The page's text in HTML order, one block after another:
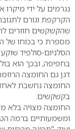
נגרמים על ידי
הקרקפת וגורם
שהקשקשים חוזרים
מספרת כי בכוחו של
הסלניום-סולפיד
בחפיפה, ובכך הוא
דגן גם החומצה
החומצה נחשבת
בקשקשים.
החומצה מצויה בלא
ומשמעותיים ברמה